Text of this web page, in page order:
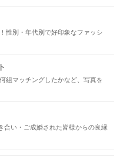
性別・年代別で好印象なファッシ
組マッチングしたかなど、写真を
合い・ご成婚された皆様からの良縁